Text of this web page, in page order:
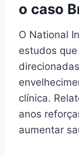
o caso
O National
estudos
clínica.
anos
aumentar